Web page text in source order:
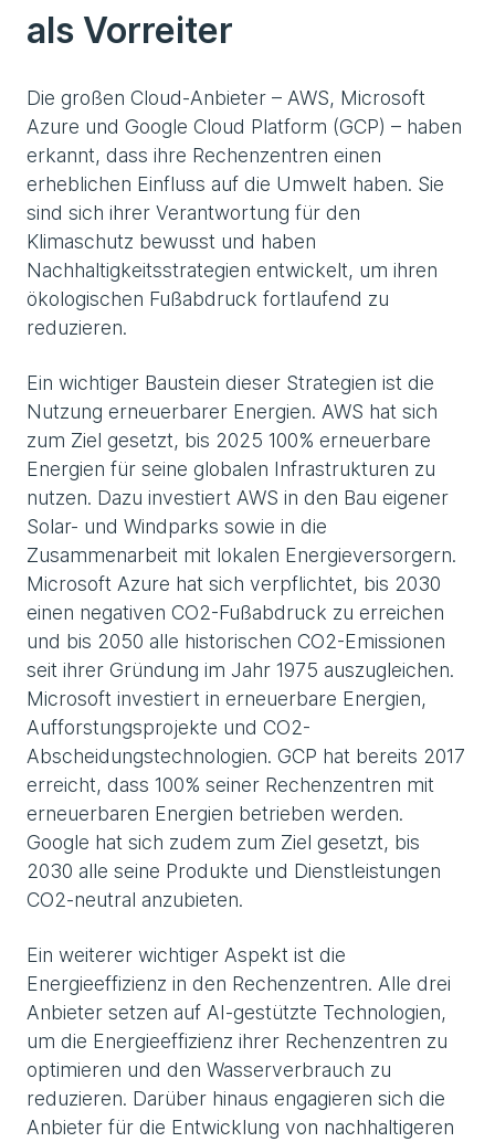
als Vorreiter
Die großen Cloud-Anbieter – AWS, Microsoft
Azure und Google Cloud Platform (GCP) – haben
erkannt, dass ihre Rechenzentren einen
erheblichen Einfluss auf die Umwelt haben. Sie
sind sich ihrer Verantwortung für den
Klimaschutz bewusst und haben
Nachhaltigkeitsstrategien entwickelt, um ihren
ökologischen Fußabdruck fortlaufend zu
reduzieren.
Ein wichtiger Baustein dieser Strategien ist die
Nutzung erneuerbarer Energien. AWS hat sich
zum Ziel gesetzt, bis 2025 100% erneuerbare
Energien für seine globalen Infrastrukturen zu
nutzen. Dazu investiert AWS in den Bau eigener
Solar- und Windparks sowie in die
Zusammenarbeit mit lokalen Energieversorgern.
Microsoft Azure hat sich verpflichtet, bis 2030
einen negativen CO2-Fußabdruck zu erreichen
und bis 2050 alle historischen CO2-Emissionen
seit ihrer Gründung im Jahr 1975 auszugleichen.
Microsoft investiert in erneuerbare Energien,
Aufforstungsprojekte und CO2-
Abscheidungstechnologien. GCP hat bereits 2017
erreicht, dass 100% seiner Rechenzentren mit
erneuerbaren Energien betrieben werden.
Google hat sich zudem zum Ziel gesetzt, bis
2030 alle seine Produkte und Dienstleistungen
CO2-neutral anzubieten.
Ein weiterer wichtiger Aspekt ist die
Energieeffizienz in den Rechenzentren. Alle drei
Anbieter setzen auf AI-gestützte Technologien,
um die Energieeffizienz ihrer Rechenzentren zu
optimieren und den Wasserverbrauch zu
reduzieren. Darüber hinaus engagieren sich die
Anbieter für die Entwicklung von nachhaltigeren